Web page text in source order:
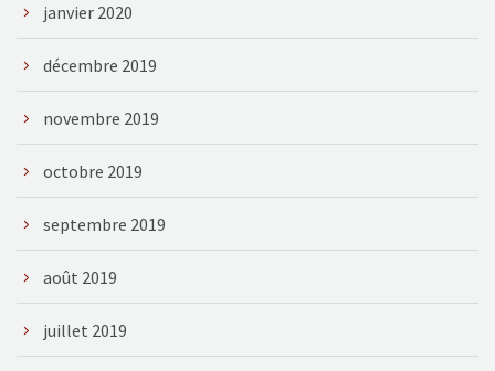
janvier 2020
décembre 2019
novembre 2019
octobre 2019
septembre 2019
août 2019
juillet 2019